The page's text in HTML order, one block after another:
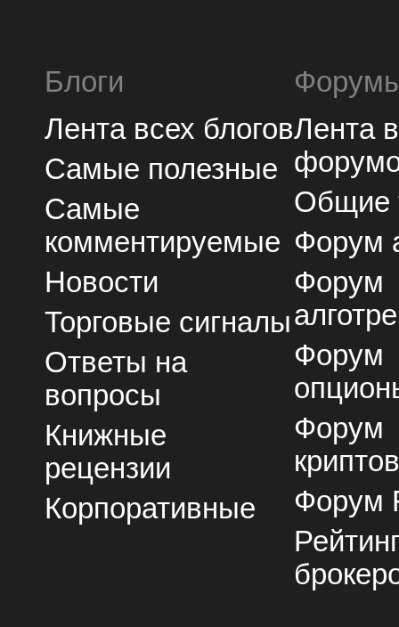
Блоги
Лента всех блогов
Самые полезные
Самые
комментируемые
Новости
Торговые сигналы
Ответы на
вопросы
Книжные
рецензии
Корпоративные
Лента
Общие
Форум
Форум
Форум
Форум
Форум